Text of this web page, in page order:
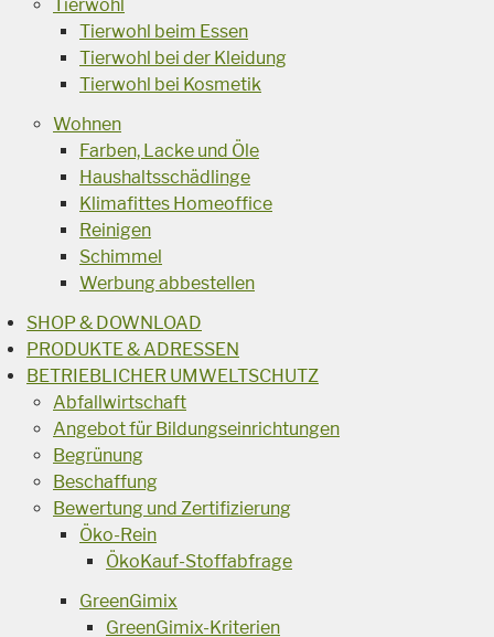
Tierwohl
Tierwohl beim Essen
Tierwohl bei der Kleidung
Tierwohl bei Kosmetik
Wohnen
Farben, Lacke und Öle
Haushaltsschädlinge
Klimafittes Homeoffice
Reinigen
Schimmel
Werbung abbestellen
SHOP & DOWNLOAD
PRODUKTE & ADRESSEN
BETRIEBLICHER UMWELTSCHUTZ
Abfallwirtschaft
Angebot für Bildungseinrichtungen
Begrünung
Beschaffung
Bewertung und Zertifizierung
Öko-Rein
ÖkoKauf-Stoffabfrage
GreenGimix
GreenGimix-Kriterien